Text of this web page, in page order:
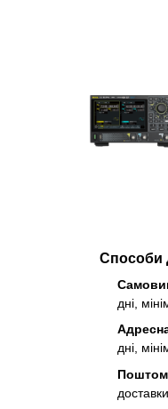
Способи
дні,
дні,